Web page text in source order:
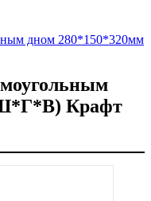
дном 280*150*320мм
Крафт